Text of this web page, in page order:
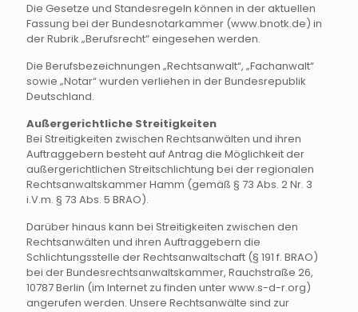
Die Gesetze und Standesregeln können in der aktuellen
Fassung bei der Bundesnotarkammer (www.bnotk.de) in
der Rubrik „Berufsrecht“ eingesehen werden.
Die Berufsbezeichnungen „Rechtsanwalt“, „Fachanwalt“
sowie „Notar“ wurden verliehen in der Bundesrepublik
Deutschland.
Außergerichtliche Streitigkeiten
Bei Streitigkeiten zwischen Rechtsanwälten und ihren
Auftraggebern besteht auf Antrag die Möglichkeit der
außergerichtlichen Streitschlichtung bei der regionalen
Rechtsanwaltskammer Hamm (gemäß § 73 Abs. 2 Nr. 3
i.V.m. § 73 Abs. 5 BRAO).
Darüber hinaus kann bei Streitigkeiten zwischen den
Rechtsanwälten und ihren Auftraggebern die
Schlichtungsstelle der Rechtsanwaltschaft (§ 191 f. BRAO)
bei der Bundesrechtsanwaltskammer, Rauchstraße 26,
10787 Berlin (im Internet zu finden unter www.s-d-r.org)
angerufen werden. Unsere Rechtsanwälte sind zur